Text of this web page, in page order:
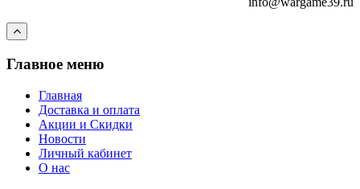
Главное меню
Главная
Доставка и оплата
Акции и Скидки
Новости
Личный кабинет
О нас